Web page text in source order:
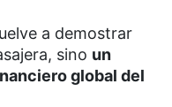
a demostrar
sino un
global del